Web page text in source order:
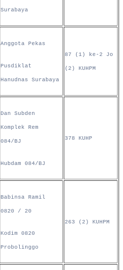
Surabaya
Anggota Pekas
Pusdiklat
Hanudnas Surabaya
87 (1) ke-2 Jo
(2) KUHPM
Dan Subden
Komplek Rem
084/BJ
Hubdam 084/BJ
378 KUHP
Babinsa Ramil
0820 / 20
Kodim 0820
Probolinggo
263 (2) KUHPM